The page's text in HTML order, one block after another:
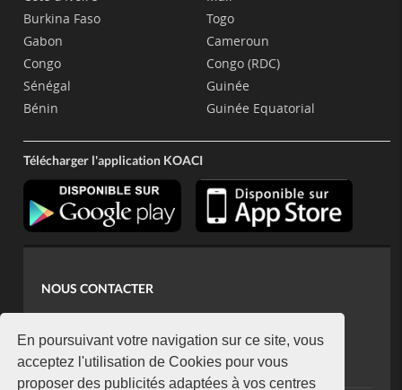
En poursuivant votre navigation sur ce site, vous
acceptez l'utilisation de Cookies pour vous
proposer des publicités adaptées à vos centres
Burkina Faso
Gabon
Congo
Sénégal
Bénin
Togo
Cameroun
Congo (RDC)
Guinée
Guinée Equatorial
Télécharger l'application KOACI
NOUS CONTACTER
koaci@yahoo.fr
+225 07 08 85 52 93